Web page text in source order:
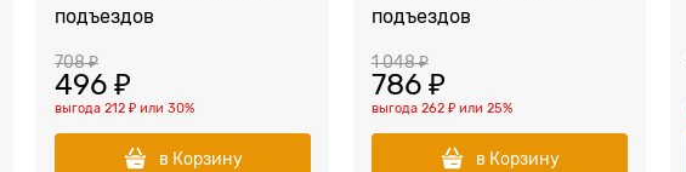
подъездов
708 ₽
496 ₽
выгода 212 ₽ или 30%
в Корзину
подъездов
1 048 ₽
786 ₽
выгода 262 ₽или 25%
в Корзину